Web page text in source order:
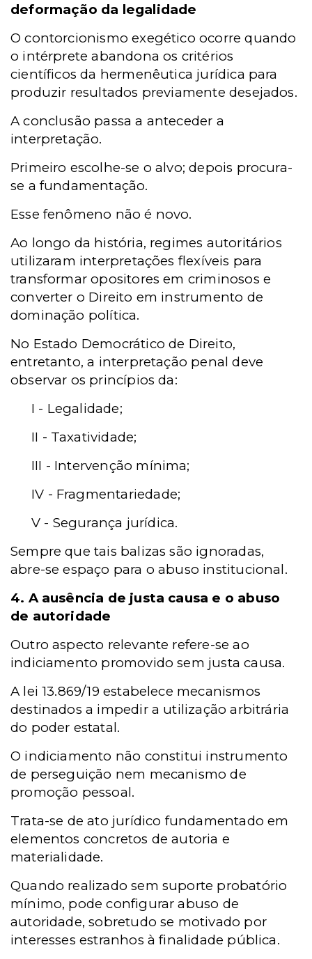
deformação da legalidade
O contorcionismo exegético ocorre quando
o intérprete abandona os critérios
científicos da hermenêutica jurídica para
produzir resultados previamente desejados.
A conclusão passa a anteceder a
interpretação.
Primeiro escolhe-se o alvo; depois procura-
se a fundamentação.
Esse fenômeno não é novo.
Ao longo da história, regimes autoritários
utilizaram interpretações flexíveis para
transformar opositores em criminosos e
converter o Direito em instrumento de
dominação política.
No Estado Democrático de Direito,
entretanto, a interpretação penal deve
observar os princípios da:
I - Legalidade;
II - Taxatividade;
III - Intervenção mínima;
IV - Fragmentariedade;
V - Segurança jurídica.
Sempre que tais balizas são ignoradas,
abre-se espaço para o abuso institucional.
4. A ausência de justa causa e o abuso
de autoridade
Outro aspecto relevante refere-se ao
indiciamento promovido sem justa causa.
A lei 13.869/19 estabelece mecanismos
destinados a impedir a utilização arbitrária
do poder estatal.
O indiciamento não constitui instrumento
de perseguição nem mecanismo de
promoção pessoal.
Trata-se de ato jurídico fundamentado em
elementos concretos de autoria e
materialidade.
Quando realizado sem suporte probatório
mínimo, pode configurar abuso de
autoridade, sobretudo se motivado por
interesses estranhos à finalidade pública.